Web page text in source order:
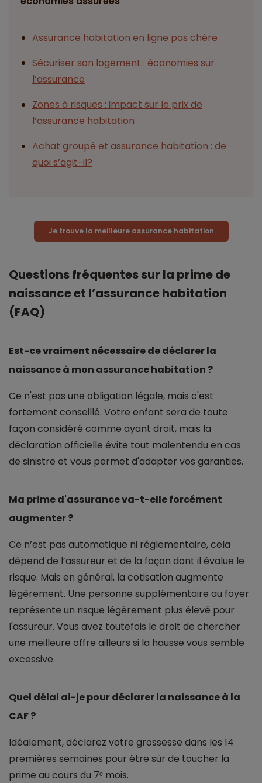
Assurance habitation en ligne pas chère
Sécuriser son logement : économies sur
l’assurance
Zones à risques : impact sur le prix de
l’assurance habitation
Achat groupé et assurance habitation : de
quoi s’agit-il?
Je trouve la meilleure assurance habitation
Questions fréquentes sur la prime de
naissance et l’assurance habitation
(FAQ)
Est-ce vraiment nécessaire de déclarer la
naissance à mon assurance habitation ?
Ce n'est pas une obligation légale, mais c'est
fortement conseillé. Votre enfant sera de toute
façon considéré comme ayant droit, mais la
déclaration officielle évite tout malentendu en cas
de sinistre et vous permet d'adapter vos garanties.
Ma prime d'assurance va-t-elle forcément
augmenter ?
Ce n’est pas automatique ni réglementaire, cela
dépend de l’assureur et de la façon dont il évalue le
risque. Mais en général, la cotisation augmente
légèrement. Une personne supplémentaire au foyer
représente un risque légèrement plus élevé pour
l'assureur. Vous avez toutefois le droit de chercher
une meilleure offre ailleurs si la hausse vous semble
excessive.
Quel délai ai-je pour déclarer la naissance à la
CAF ?
Idéalement, déclarez votre grossesse dans les 14
premières semaines pour être sûr de toucher la
prime au cours du 7ᵉ mois.